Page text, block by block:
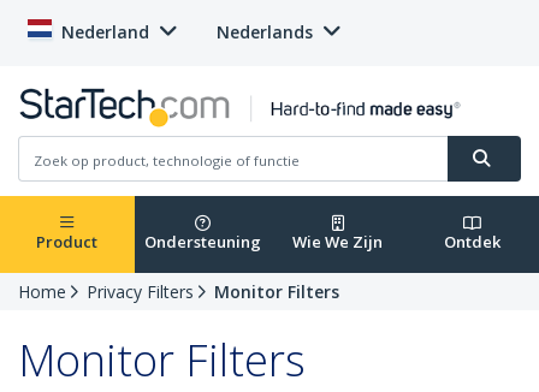
Nederland Nederlands
Product Ondersteuning Wie We Zijn Ontdek
Home Privacy Filters Monitor Filters
Monitor Filters